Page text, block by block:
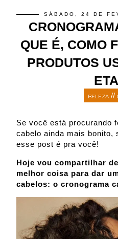
SÁBADO, 24 DE
QUE É, COMO
PRODUTOS
BELEZA//
Se você está procurando
cabelo ainda mais bonito,
esse post é pra você!
Hoje vou compartilhar
melhor coisa para dar
cabelos: o cronograma